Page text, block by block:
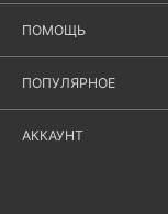
ПОМОЩЬ
ПОПУЛЯРНОЕ
АККАУНТ